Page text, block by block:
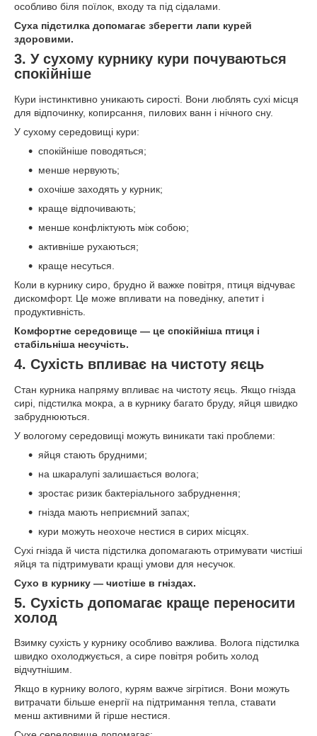
особливо біля поїлок, входу та під сідалами.
Суха підстилка допомагає зберегти лапи курей
здоровими.
3. У сухому курнику кури почуваються
спокійніше
Кури інстинктивно уникають сирості. Вони люблять сухі місця
для відпочинку, копирсання, пилових ванн і нічного сну.
У сухому середовищі кури:
спокійніше поводяться;
менше нервують;
охочіше заходять у курник;
краще відпочивають;
менше конфліктують між собою;
активніше рухаються;
краще несуться.
Коли в курнику сиро, брудно й важке повітря, птиця відчуває
дискомфорт. Це може впливати на поведінку, апетит і
продуктивність.
Комфортне середовище — це спокійніша птиця і
стабільніша несучість.
4. Сухість впливає на чистоту яєць
Стан курника напряму впливає на чистоту яєць. Якщо гнізда
сирі, підстилка мокра, а в курнику багато бруду, яйця швидко
забруднюються.
У вологому середовищі можуть виникати такі проблеми:
яйця стають брудними;
на шкаралупі залишається волога;
зростає ризик бактеріального забруднення;
гнізда мають неприємний запах;
кури можуть неохоче нестися в сирих місцях.
Сухі гнізда й чиста підстилка допомагають отримувати чистіші
яйця та підтримувати кращі умови для несучок.
Сухо в курнику — чистіше в гніздах.
5. Сухість допомагає краще переносити
холод
Взимку сухість у курнику особливо важлива. Волога підстилка
швидко охолоджується, а сире повітря робить холод
відчутнішим.
Якщо в курнику волого, курям важче зігрітися. Вони можуть
витрачати більше енергії на підтримання тепла, ставати
менш активними й гірше нестися.